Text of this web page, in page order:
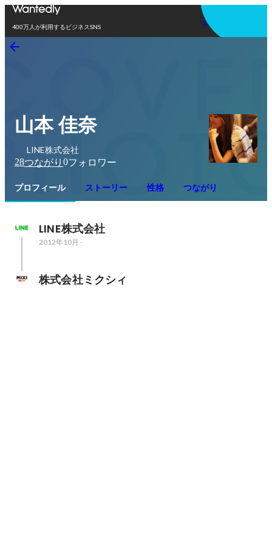
400万人が利用するビジネスSNS
アプリを使う
山本 佳奈
LINE株式会社
28つながり 0フォロワー
プロフィール ストーリー 性格 つながり
LINE株式会社
2012年10月 -
株式会社ミクシィ